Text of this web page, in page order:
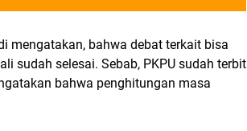
mengatakan, bahwa debat terkait bisa
sudah selesai. Sebab, PKPU sudah terbit
bahwa penghitungan masa